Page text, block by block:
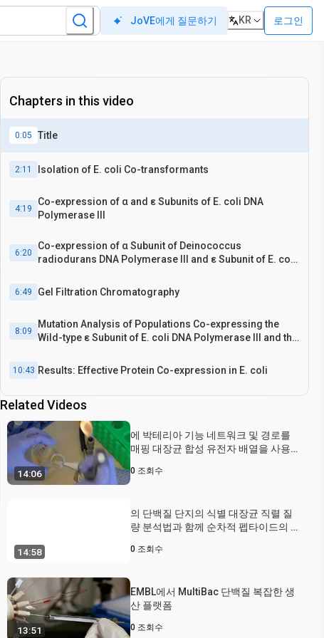
JoVE에게 질문하기 KR 로그인
Chapters in this video
0:05 Title
2:11 Isolation of E. coli Co-transformants
4:19
Co-expression of α and ε Subunits of E. coli DNA
Polymerase III
6:20
Co-expression of α Subunit of Deinococcus
radiodurans DNA Polymerase III and ε Subunit of E. coli
6:49 Gel Filtration Chromatography
8:09
Mutation Analysis of Populations Co-expressing the
Wild-type ε Subunit of E. coli DNA Polymerase III and the
10:43 Results: Effective Protein Co-expression in E. coli
11:55 Conclusion
Related Videos
14:06
에 박테리아 기능 네트워크 및 경로를
매핑 대장균 합성 유전자 배열을 사용하
0 조회수
14:58
의 단백질 단지의 식별 대장균 직렬 질
량 분석법과 함께 순차적 펩타이드의 동
0 조회수
13:51
EMBL에서 MultiBac 단백질 복잡한 생
산 플랫폼
0 조회수